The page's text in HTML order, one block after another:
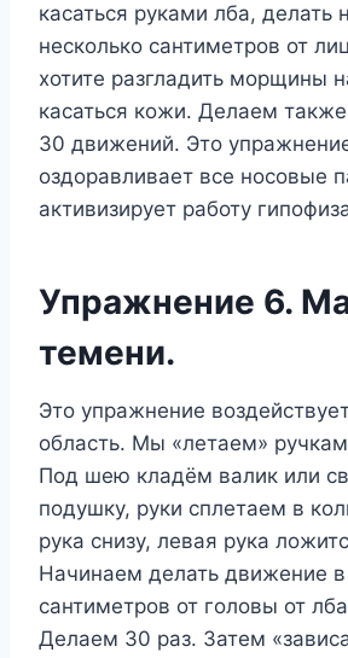
касаться руками лба, делать
несколько сантиметров от
хотите разгладить морщины
касаться кожи. Делаем
30 движений. Это
оздоравливает все носовые
активизирует работу
Упражнение 6.
темени.
Это упражнение
область. Мы «летаем»
Под шею кладём валик или
подушку, руки сплетаем в
рука снизу, левая рука
Начинаем делать движение в
сантиметров от головы от
Делаем 30 раз. Затем